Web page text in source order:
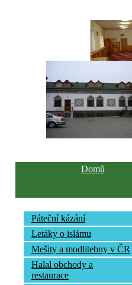
Domů
Páteční kázání
Letáky o islámu
Mešity a modlitebny v ČR
Halal obchody a
restaurace